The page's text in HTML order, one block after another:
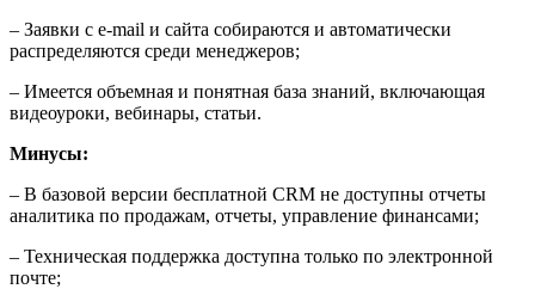
– Заявки с e-mail и сайта собираются и автоматически
распределяются среди менеджеров;
– Имеется объемная и понятная база знаний, включающая
видеоуроки, вебинары, статьи.
Минусы:
– В базовой версии бесплатной CRM не доступны отчеты
аналитика по продажам, отчеты, управление финансами;
– Техническая поддержка доступна только по электронной
почте;